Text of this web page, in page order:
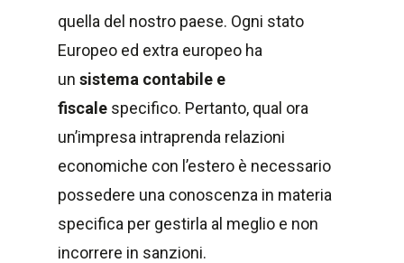
quella del nostro paese. Ogni stato
Europeo ed extra europeo ha
un sistema contabile e
fiscale specifico. Pertanto, qual ora
un’impresa intraprenda relazioni
economiche con l’estero è necessario
possedere una conoscenza in materia
specifica per gestirla al meglio e non
incorrere in sanzioni.